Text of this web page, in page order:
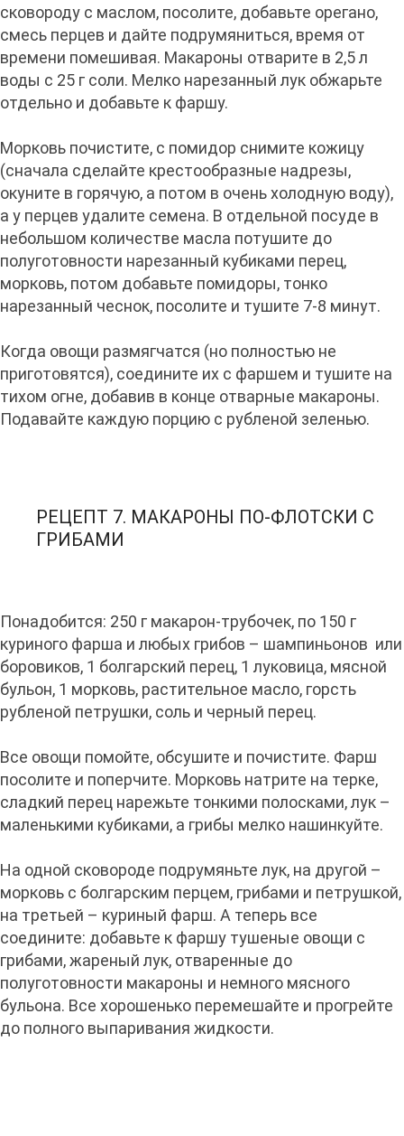
сковороду с маслом, посолите, добавьте орегано,
смесь перцев и дайте подрумяниться, время от
времени помешивая. Макароны отварите в 2,5 л
воды с 25 г соли. Мелко нарезанный лук обжарьте
отдельно и добавьте к фаршу.
Морковь почистите, с помидор снимите кожицу
(сначала сделайте крестообразные надрезы,
окуните в горячую, а потом в очень холодную воду),
а у перцев удалите семена. В отдельной посуде в
небольшом количестве масла потушите до
полуготовности нарезанный кубиками перец,
морковь, потом добавьте помидоры, тонко
нарезанный чеснок, посолите и тушите 7-8 минут.
Когда овощи размягчатся (но полностью не
приготовятся), соедините их с фаршем и тушите на
тихом огне, добавив в конце отварные макароны.
Подавайте каждую порцию с рубленой зеленью.
РЕЦЕПТ 7. МАКАРОНЫ ПО-ФЛОТСКИ С
ГРИБАМИ
Понадобится: 250 г макарон-трубочек, по 150 г
куриного фарша и любых грибов – шампиньонов или
боровиков, 1 болгарский перец, 1 луковица, мясной
бульон, 1 морковь, растительное масло, горсть
рубленой петрушки, соль и черный перец.
Все овощи помойте, обсушите и почистите. Фарш
посолите и поперчите. Морковь натрите на терке,
сладкий перец нарежьте тонкими полосками, лук –
маленькими кубиками, а грибы мелко нашинкуйте.
На одной сковороде подрумяньте лук, на другой –
морковь с болгарским перцем, грибами и петрушкой,
на третьей – куриный фарш. А теперь все
соедините: добавьте к фаршу тушеные овощи с
грибами, жареный лук, отваренные до
полуготовности макароны и немного мясного
бульона. Все хорошенько перемешайте и прогрейте
до полного выпаривания жидкости.